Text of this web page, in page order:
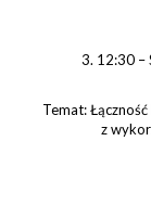
3. 12:30 –
Temat:
z